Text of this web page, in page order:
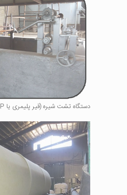
دستگاه تشت شیره (قیر پلیمری یا APP)